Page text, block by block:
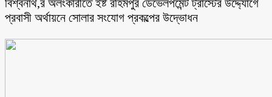
বিশ্বনাথ,র অলংকারীতে ইষ্ট রহিমপুর ডেভেলপমেন্ট ট্রাস্টের উদ্দ্যোগে
প্রবাসী অর্থায়নে সোলার সংযোগ প্রকল্পের উদ্ভোধন